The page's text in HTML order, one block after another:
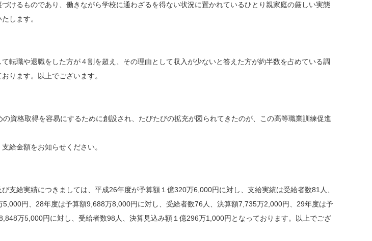
けるものであり、働きながら学校に通わざるを得ない状況に置かれているひとり親家庭の厳しい実態
します。
職や退職をした方が４割を超え、その理由として収入が少ないと答えた方が約半数を占めている調
ります。以上でございます。
格取得を容易にするために創設され、たびたびの拡充が図られてきたのが、この高等職業訓練促進
給金額をお知らせください。
給実績につきましては、平成26年度が予算額１億320万6,000円に対し、支給実績は受給者数81人、
円、28年度は予算額9,688万8,000円に対し、受給者数76人、決算額7,735万2,000円、29年度は予
万5,000円に対し、受給者数98人、決算見込み額１億296万1,000円となっております。以上でござ